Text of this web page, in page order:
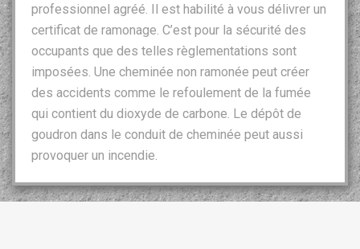
professionnel agréé. Il est habilité à vous délivrer un
certificat de ramonage. C’est pour la sécurité des
occupants que des telles règlementations sont
imposées. Une cheminée non ramonée peut créer
des accidents comme le refoulement de la fumée
qui contient du dioxyde de carbone. Le dépôt de
goudron dans le conduit de cheminée peut aussi
provoquer un incendie.